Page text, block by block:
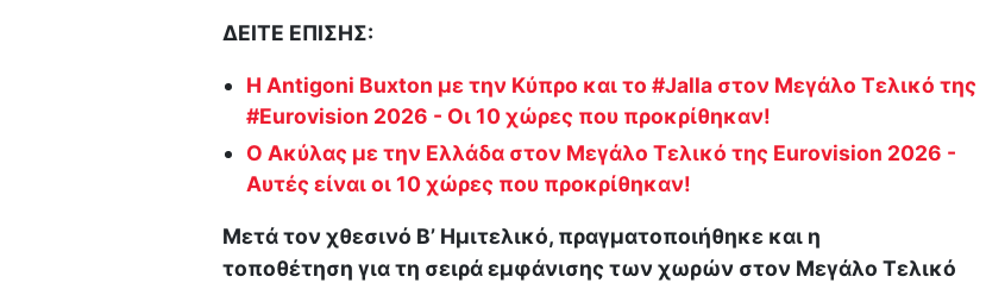
ΔΕΙΤΕ ΕΠΙΣΗΣ:
Η Antigoni Buxton με την Κύπρο και το #Jalla στον Μεγάλο Τελικό της
#Eurovision 2026 - Οι 10 χώρες που προκρίθηκαν!
Ο Ακύλας με την Ελλάδα στον Μεγάλο Τελικό της Eurovision 2026 -
Αυτές είναι οι 10 χώρες που προκρίθηκαν!
Μετά τον χθεσινό Β’ Ημιτελικό, πραγματοποιήθηκε και η
τοποθέτηση για τη σειρά εμφάνισης των χωρών στον Μεγάλο Τελικό